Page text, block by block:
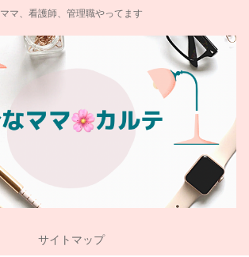
ママ、看護師、管理職やってます
サイトマップ